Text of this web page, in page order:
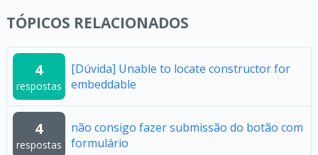
TÓPICOS RELACIONADOS
4
respostas
[Dúvida] Unable to locate constructor for
embeddable
4
respostas
não consigo fazer submissão do botão com
formulário